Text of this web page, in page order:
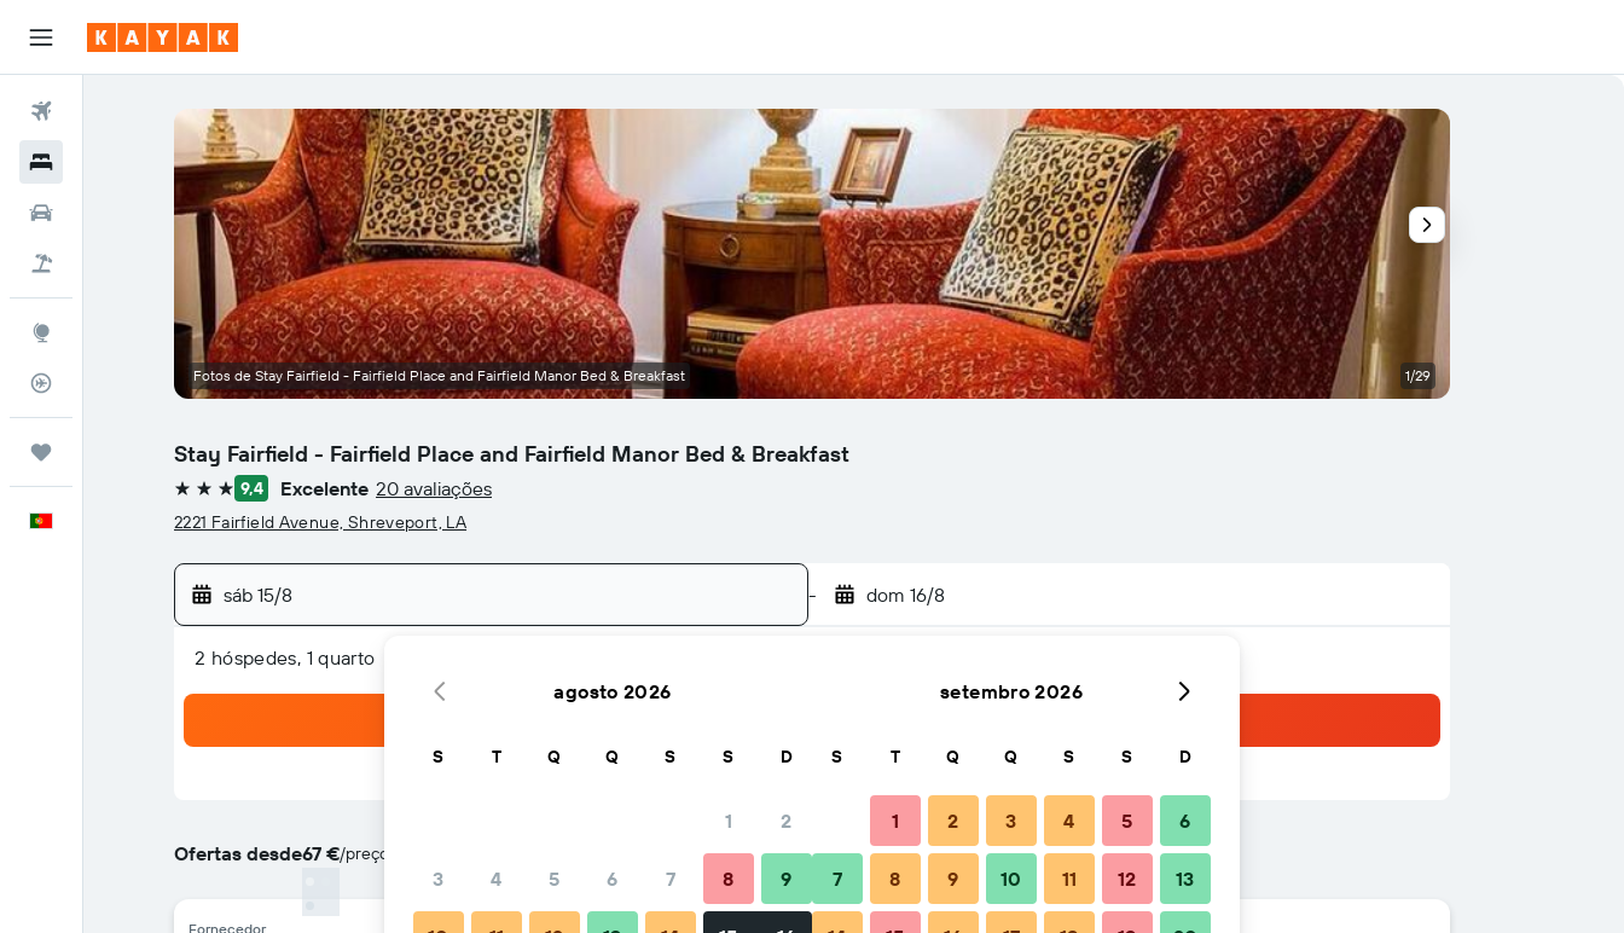
Monitorizador de voos
Stay Fairfield - Fairfield Place and Fairfield Manor Bed & Breakfast
3 estrelas9,4 Excelente 20 avaliações
2221 Fairfield Avenue, Shreveport, LA
sáb 15/8 - dom 16/8
2 hóspedes, 1 quarto
Ofertas desde67 €/preço por noite mais barato(a)
Fornecedor Total por noite
Fotos de Stay Fairfield - Fairfield Place and Fairfield Manor Bed & Breakfast 1/29
agosto 2026
S T Q Q S S D
1 2
3 4 5 6 7 8 9
setembro 2026
S T Q Q S S D
1 2 3 4 5 6
7 8 9 10 11 12 13